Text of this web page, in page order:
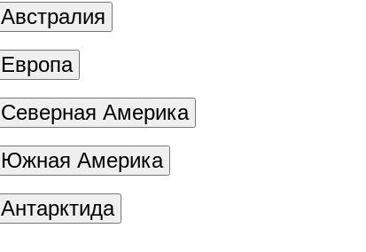
Австралия
Европа
Северная Америка
Южная Америка
Антарктида